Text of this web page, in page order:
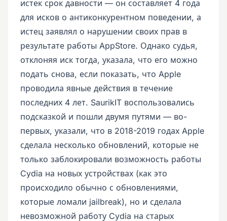
истек срок давности — он составляет 4 года
для исков о антиконкурентном поведении, а
истец заявлял о нарушении своих прав в
результате работы AppStore. Однако судья,
отклоняя иск тогда, указала, что его можно
подать снова, если показать, что Apple
проводила явные действия в течение
последних 4 лет. SaurikIT воспользовались
подсказкой и пошли двумя путями — во-
первых, указали, что в 2018-2019 годах Apple
сделала несколько обновлений, которые не
только заблокировали возможность работы
Cydia на новых устройствах (как это
происходило обычно с обновлениями,
которые ломали jailbreak), но и сделала
невозможной работу Cydia на старых